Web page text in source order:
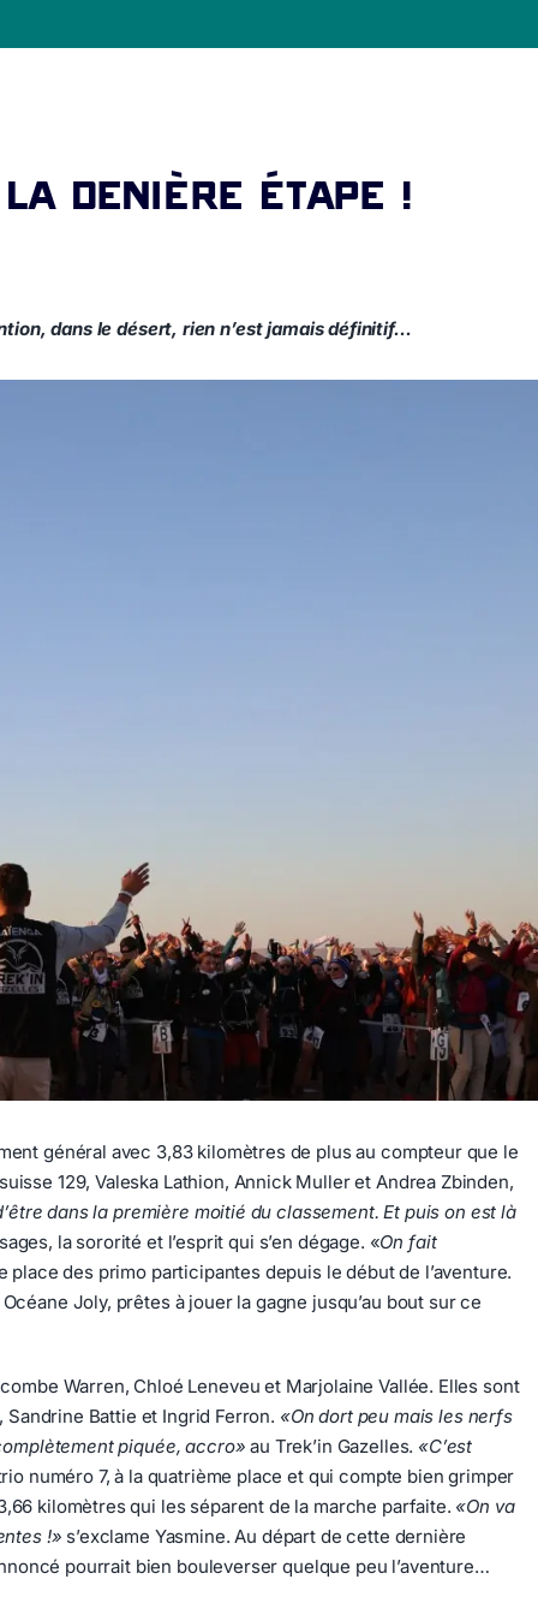
denière étape !
dans le désert, rien n’est jamais définitif…
général avec 3,83 kilomètres de plus au compteur que le
129, Valeska Lathion, Annick Muller et Andrea Zbinden,
dans la première moitié du classement. Et puis on est là
la sororité et l’esprit qui s’en dégage. «On fait
des primo participantes depuis le début de l’aventure.
Joly, prêtes à jouer la gagne jusqu’au bout sur ce
Warren, Chloé Leneveu et Marjolaine Vallée. Elles sont
Sandrine Battie et Ingrid Ferron. «On dort peu mais les nerfs
piquée, accro» au Trek’in Gazelles. «C’est
numéro 7, à la quatrième place et qui compte bien grimper
kilomètres qui les séparent de la marche parfaite. «On va
!» s’exclame Yasmine. Au départ de cette dernière
pourrait bien bouleverser quelque peu l’aventure…